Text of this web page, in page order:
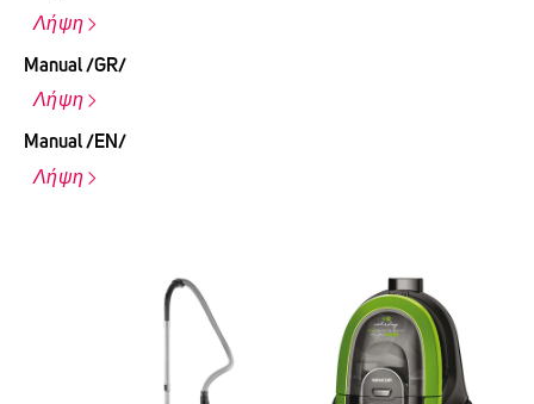
Λήψη
Manual /GR/
Λήψη
Manual /EN/
Λήψη